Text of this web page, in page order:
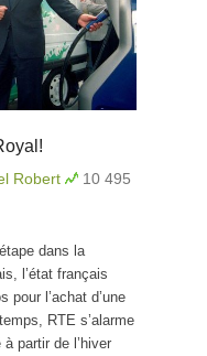
Robert
10 495
dans la
l’état français
pour l’achat d’une
RTE s’alarme
à partir de l’hiver